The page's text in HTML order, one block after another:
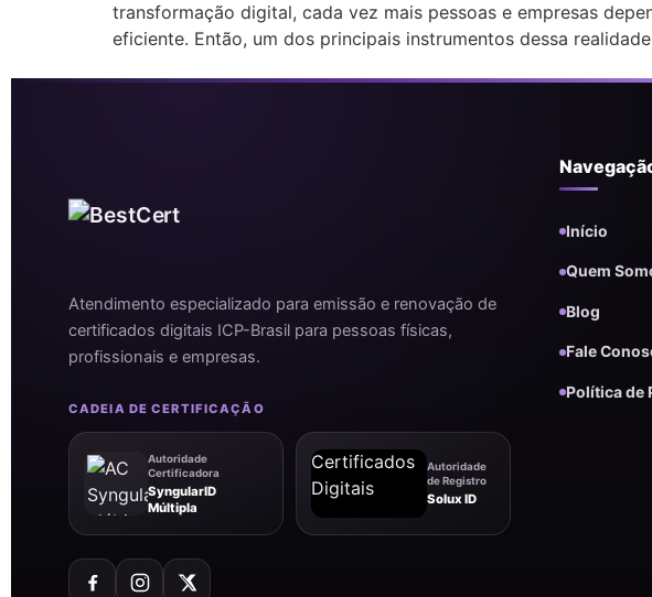
transformação digital, cada vez mais pessoas e empresas
eficiente. Então, um dos principais instrumentos dessa
Atendimento especializado para emissão e renovação de
certificados digitais ICP-Brasil para pessoas físicas,
profissionais e empresas.
CADEIA DE CERTIFICAÇÃO
Autoridade
Certificadora
SyngularID
Múltipla
Autoridade
de Registro
Solux ID
Início
Quem
Blog
Fale
Política de